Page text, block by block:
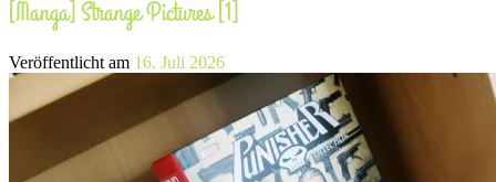
[Manga] Strange Pictures [1]
Veröffentlicht am 16. Juli 2026